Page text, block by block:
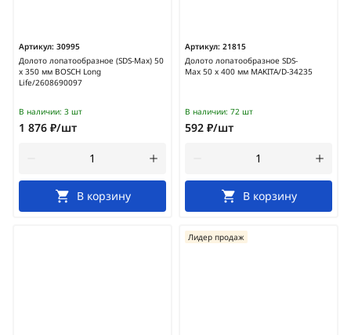
Артикул: 30995
Долото лопатообразное (SDS-Мах) 50
х 350 мм BOSCH Long
Life/2608690097
В наличии: 3 шт
1 876 ₽/шт
В корзину
Артикул: 21815
Долото лопатообразное SDS-
Max 50 х 400 мм MAKITA/D-34235
В наличии: 72 шт
592 ₽/шт
В корзину
Лидер продаж